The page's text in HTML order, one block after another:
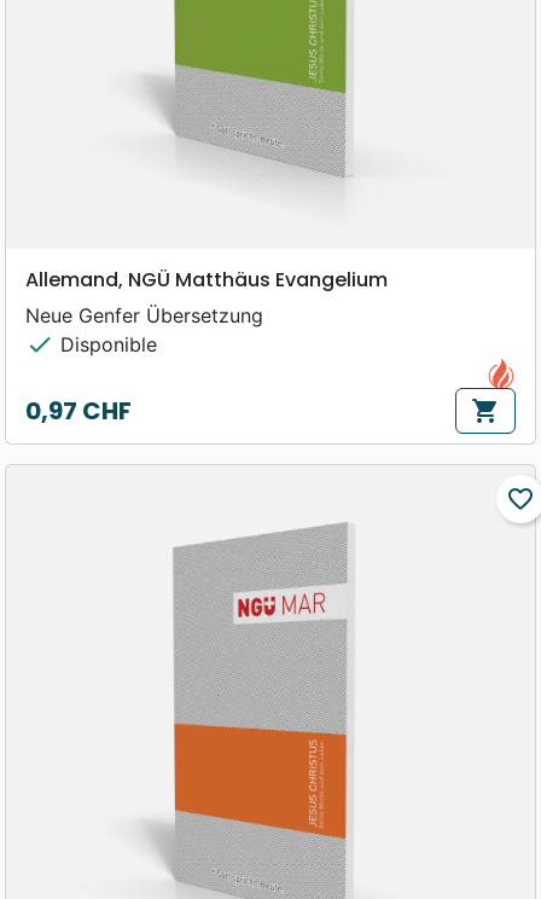
Allemand, NGÜ Matthäus Evangelium
Neue Genfer Übersetzung
check Disponible
Prix
0,97 CHF shopping_cart
favorite_border